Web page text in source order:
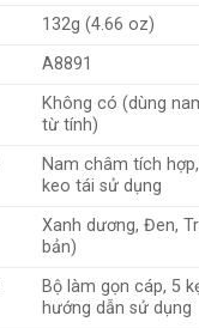
132g (4.66 oz)
A8891
Không có (dùng
từ tính)
Nam châm tích
keo tái sử dụng
Xanh dương, Đen,
bản)
Bộ làm gọn cáp, 5
hướng dẫn sử dụng